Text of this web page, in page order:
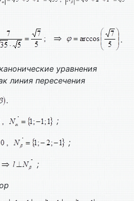
.
уравнения
линия пересечения
.
;
;
;